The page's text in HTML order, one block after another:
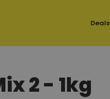
Deals
2 - 1kg